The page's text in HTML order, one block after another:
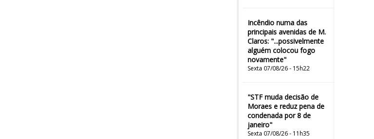
Incêndio numa das
principais avenidas de M.
Claros: "...possivelmente
alguém colocou fogo
novamente"
Sexta 07/08/26 - 15h22
"STF muda decisão de
Moraes e reduz pena de
condenada por 8 de
janeiro"
Sexta 07/08/26 - 11h35